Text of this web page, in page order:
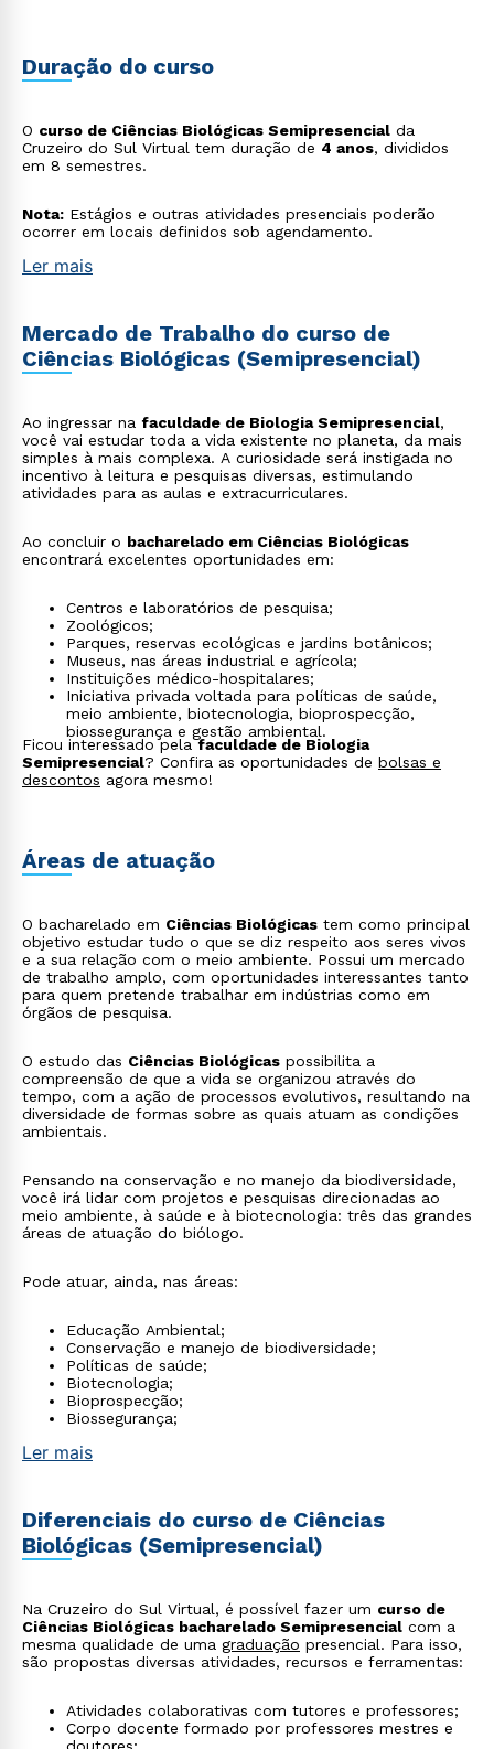
Duração do curso
O curso de Ciências Biológicas Semipresencial da
Cruzeiro do Sul Virtual tem duração de 4 anos, divididos
em 8 semestres.
Nota: Estágios e outras atividades presenciais poderão
ocorrer em locais definidos sob agendamento.
Ler mais
Mercado de Trabalho do curso de
Ciências Biológicas (Semipresencial)
Ao ingressar na faculdade de Biologia Semipresencial,
você vai estudar toda a vida existente no planeta, da mais
simples à mais complexa. A curiosidade será instigada no
incentivo à leitura e pesquisas diversas, estimulando
atividades para as aulas e extracurriculares.
Ao concluir o bacharelado em Ciências Biológicas
encontrará excelentes oportunidades em:
Centros e laboratórios de pesquisa;
Zoológicos;
Parques, reservas ecológicas e jardins botânicos;
Museus, nas áreas industrial e agrícola;
Instituições médico-hospitalares;
Iniciativa privada voltada para políticas de saúde,
meio ambiente, biotecnologia, bioprospecção,
biossegurança e gestão ambiental.
Ficou interessado pelafaculdade de Biologia
Semipresencial? Confira as oportunidades de bolsas e
descontos agora mesmo!
Áreas de atuação
O bacharelado em Ciências Biológicas tem como principal
objetivo estudar tudo o que se diz respeito aos seres vivos
e a sua relação com o meio ambiente. Possui um mercado
de trabalho amplo, com oportunidades interessantes tanto
para quem pretende trabalhar em indústrias como em
órgãos de pesquisa.
O estudo das Ciências Biológicas possibilita a
compreensão de que a vida se organizou através do
tempo, com a ação de processos evolutivos, resultando na
diversidade de formas sobre as quais atuam as condições
ambientais.
Pensando na conservação e no manejo da biodiversidade,
você irá lidar com projetos e pesquisas direcionadas ao
meio ambiente, à saúde e à biotecnologia: três das grandes
áreas de atuação do biólogo.
Pode atuar, ainda, nas áreas:
Educação Ambiental;
Conservação e manejo de biodiversidade;
Políticas de saúde;
Biotecnologia;
Bioprospecção;
Biossegurança;
Ler mais
Diferenciais do curso de Ciências
Biológicas (Semipresencial)
Na Cruzeiro do Sul Virtual, é possível fazer um curso de
Ciências Biológicas bacharelado Semipresencial com a
mesma qualidade de uma graduação presencial. Para isso,
são propostas diversas atividades, recursos e ferramentas:
Atividades colaborativas com tutores e professores;
Corpo docente formado por professores mestres e